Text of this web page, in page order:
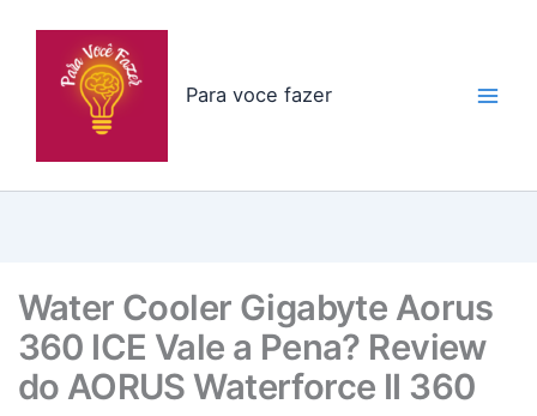
Para voce fazer
Water Cooler Gigabyte Aorus
360 ICE Vale a Pena? Review
do AORUS Waterforce II 360